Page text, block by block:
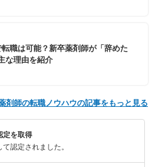
職は可能？新卒薬剤師が「辞めた
な理由を紹介
剤師の転職ノウハウの記事をもっと見る
定を取得
認定されました。